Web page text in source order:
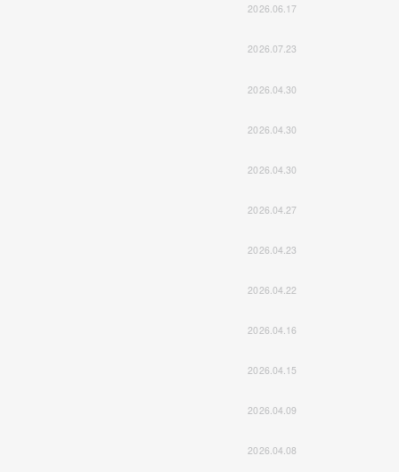
2026.06.17
2026.07.23
2026.04.30
2026.04.30
2026.04.30
2026.04.27
2026.04.23
2026.04.22
2026.04.16
2026.04.15
2026.04.09
2026.04.08